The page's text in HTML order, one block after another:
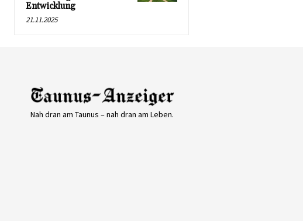
Entwicklung
21.11.2025
Nah dran am Taunus – nah dran am Leben.